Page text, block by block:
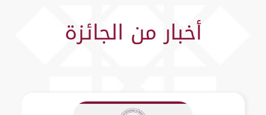
أخبار من الجائزة